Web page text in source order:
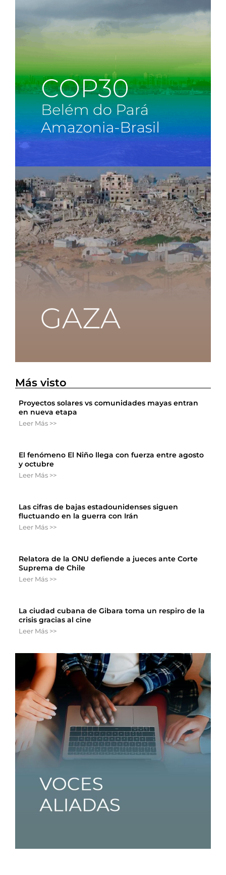
Más visto
Proyectos solares vs comunidades mayas entran
en nueva etapa
Leer Más >>
El fenómeno El Niño llega con fuerza entre agosto
y octubre
Leer Más >>
Las cifras de bajas estadounidenses siguen
fluctuando en la guerra con Irán
Leer Más >>
Relatora de la ONU defiende a jueces ante Corte
Suprema de Chile
Leer Más >>
La ciudad cubana de Gibara toma un respiro de la
crisis gracias al cine
Leer Más >>